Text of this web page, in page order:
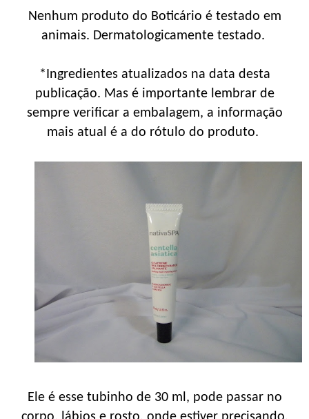
Nenhum produto do Boticário é testado em
animais. Dermatologicamente testado.
*Ingredientes atualizados na data desta
publicação. Mas é importante lembrar de
sempre verificar a embalagem, a informação
mais atual é a do rótulo do produto.
Ele é esse tubinho de 30 ml, pode passar no